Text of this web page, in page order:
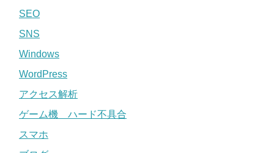
SEO
SNS
Windows
WordPress
アクセス解析
ゲーム機 ハード不具合
スマホ